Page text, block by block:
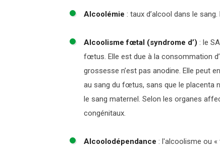
Alcoolémie : taux d’alcool dans le
Alcoolisme fœtal (syndrome d’) : le
fœtus. Elle est due à la consommation
grossesse n’est pas anodine. Elle peut
au sang du fœtus, sans que le placenta
le sang maternel. Selon les organes
congénitaux.
Alcoolodépendance : l'alcoolisme ou «